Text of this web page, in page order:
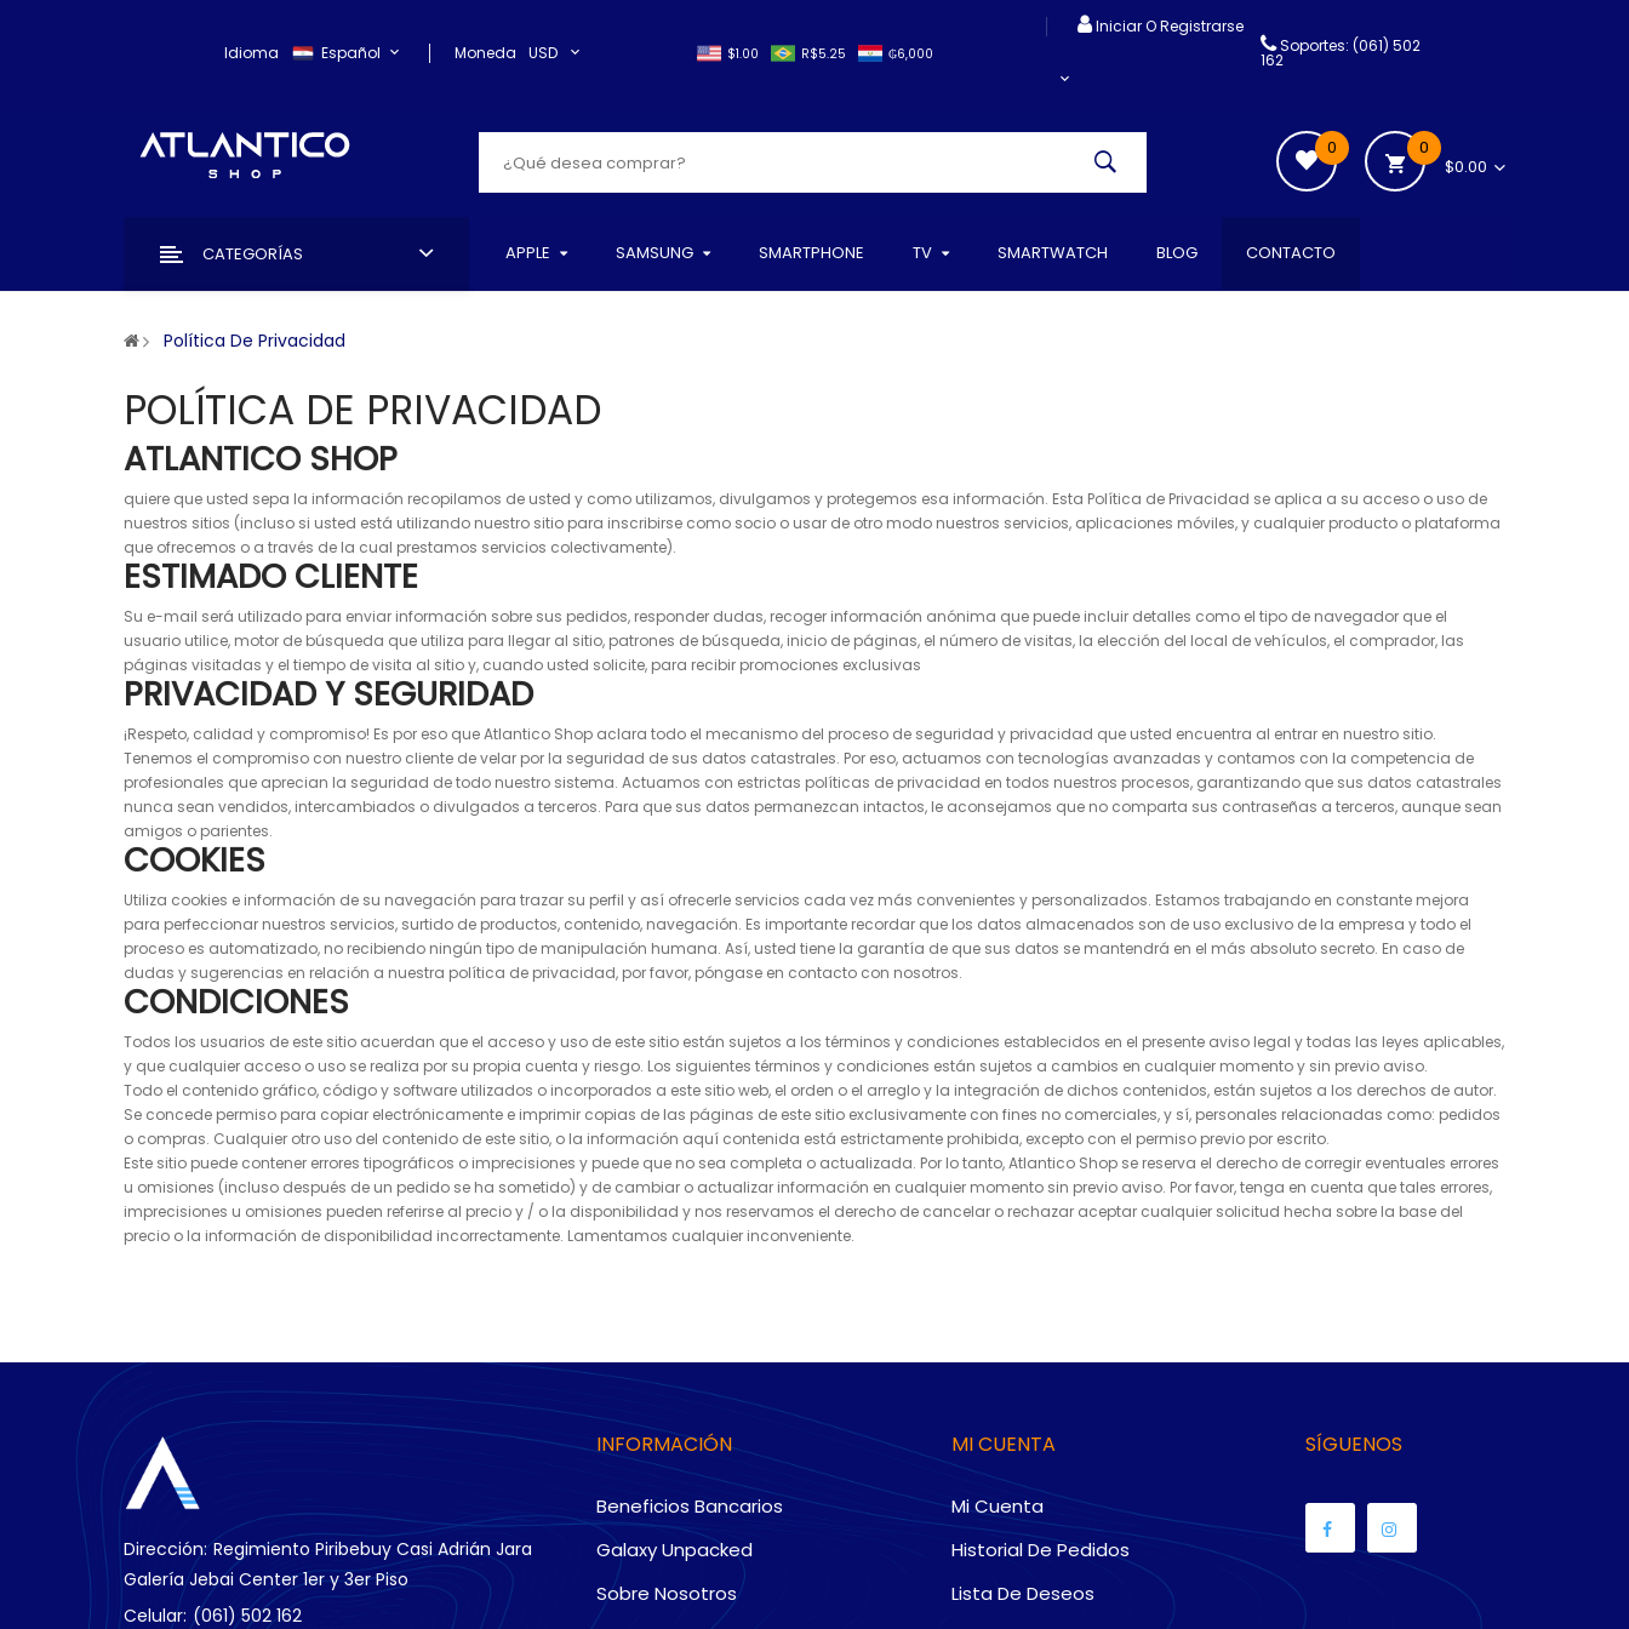
Idioma Español Moneda USD $1.00 ₲6,000
R$5.25
Iniciar O Registrarse
Soportes: (061) 502
162
0
$0.00
0
CATEGORÍAS APPLE SAMSUNG SMARTPHONE TV SMARTWATCH BLOG CONTACTO
Política De Privacidad
POLÍTICA DE PRIVACIDAD
ATLANTICO SHOP
quiere que usted sepa la información recopilamos de usted y como utilizamos, divulgamos y protegemos esa información. Esta Política de Privacidad se aplica a su acceso o uso de
nuestros sitios (incluso si usted está utilizando nuestro sitio para inscribirse como socio o usar de otro modo nuestros servicios, aplicaciones móviles, y cualquier producto o plataforma
que ofrecemos o a través de la cual prestamos servicios colectivamente).
ESTIMADO CLIENTE
Su e-mail será utilizado para enviar información sobre sus pedidos, responder dudas, recoger información anónima que puede incluir detalles como el tipo de navegador que el
usuario utilice, motor de búsqueda que utiliza para llegar al sitio, patrones de búsqueda, inicio de páginas, el número de visitas, la elección del local de vehículos, el comprador, las
páginas visitadas y el tiempo de visita al sitio y, cuando usted solicite, para recibir promociones exclusivas
PRIVACIDAD Y SEGURIDAD
¡Respeto, calidad y compromiso! Es por eso que Atlantico Shop aclara todo el mecanismo del proceso de seguridad y privacidad que usted encuentra al entrar en nuestro sitio.
Tenemos el compromiso con nuestro cliente de velar por la seguridad de sus datos catastrales. Por eso, actuamos con tecnologías avanzadas y contamos con la competencia de
profesionales que aprecian la seguridad de todo nuestro sistema. Actuamos con estrictas políticas de privacidad en todos nuestros procesos, garantizando que sus datos catastrales
nunca sean vendidos, intercambiados o divulgados a terceros. Para que sus datos permanezcan intactos, le aconsejamos que no comparta sus contraseñas a terceros, aunque sean
amigos o parientes.
COOKIES
Utiliza cookies e información de su navegación para trazar su perfil y así ofrecerle servicios cada vez más convenientes y personalizados. Estamos trabajando en constante mejora
para perfeccionar nuestros servicios, surtido de productos, contenido, navegación. Es importante recordar que los datos almacenados son de uso exclusivo de la empresa y todo el
proceso es automatizado, no recibiendo ningún tipo de manipulación humana. Así, usted tiene la garantía de que sus datos se mantendrá en el más absoluto secreto. En caso de
dudas y sugerencias en relación a nuestra política de privacidad, por favor, póngase en contacto con nosotros.
CONDICIONES
Todos los usuarios de este sitio acuerdan que el acceso y uso de este sitio están sujetos a los términos y condiciones establecidos en el presente aviso legal y todas las leyes aplicables,
y que cualquier acceso o uso se realiza por su propia cuenta y riesgo. Los siguientes términos y condiciones están sujetos a cambios en cualquier momento y sin previo aviso.
Todo el contenido gráfico, código y software utilizados o incorporados a este sitio web, el orden o el arreglo y la integración de dichos contenidos, están sujetos a los derechos de autor.
Se concede permiso para copiar electrónicamente e imprimir copias de las páginas de este sitio exclusivamente con fines no comerciales, y sí, personales relacionadas como: pedidos
o compras. Cualquier otro uso del contenido de este sitio, o la información aquí contenida está estrictamente prohibida, excepto con el permiso previo por escrito.
Este sitio puede contener errores tipográficos o imprecisiones y puede que no sea completa o actualizada. Por lo tanto, Atlantico Shop se reserva el derecho de corregir eventuales errores
u omisiones (incluso después de un pedido se ha sometido) y de cambiar o actualizar información en cualquier momento sin previo aviso. Por favor, tenga en cuenta que tales errores,
imprecisiones u omisiones pueden referirse al precio y / o la disponibilidad y nos reservamos el derecho de cancelar o rechazar aceptar cualquier solicitud hecha sobre la base del
precio o la información de disponibilidad incorrectamente. Lamentamos cualquier inconveniente.
Dirección: Regimiento Piribebuy Casi Adrián Jara
Galería Jebai Center 1er y 3er Piso
Celular: (061) 502 162
INFORMACIÓN
Beneficios Bancarios
Galaxy Unpacked
Sobre Nosotros
MI CUENTA
Mi Cuenta
Historial De Pedidos
Lista De Deseos
SÍGUENOS